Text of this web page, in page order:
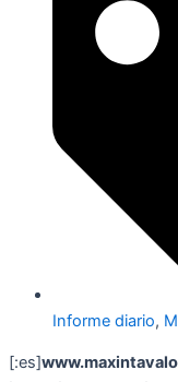
Informe diario,
[:es]